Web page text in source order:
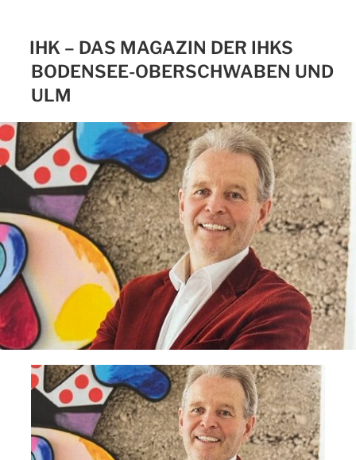
IHK – DAS MAGAZIN DER IHKS
BODENSEE-OBERSCHWABEN UND
ULM